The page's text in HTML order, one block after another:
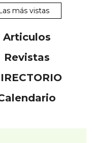
más vistas
Articulos
Revistas